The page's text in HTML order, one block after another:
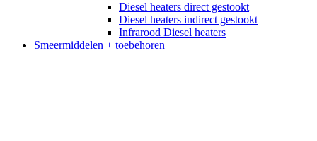
Diesel heaters direct gestookt
Diesel heaters indirect gestookt
Infrarood Diesel heaters
Smeermiddelen + toebehoren